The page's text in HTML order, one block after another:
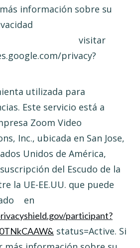
información sobre su
privacidad
visitar
privacy?
utilizada para
Este servicio está a
Zoom Video
Inc., ubicada en San Jose,
Unidos de América,
del Escudo de la
la UE-EE.UU. que puede
en
participant?
status=Active. Si